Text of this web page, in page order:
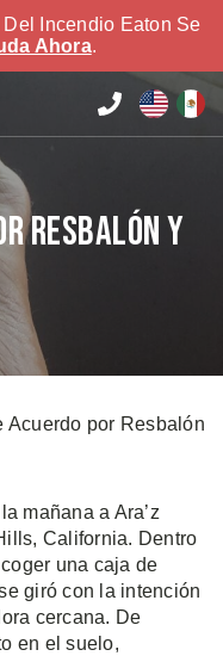
Incendio Eaton Se
Ahora.
Resbalón y
Acuerdo por Resbalón
mañana a Ara’z
California. Dentro
una caja de
giró con la intención
cercana. De
en el suelo,